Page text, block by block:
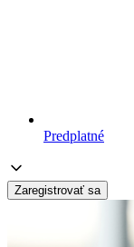
Predplatné
Zaregistrovať sa